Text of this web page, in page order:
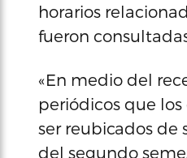
horarios
fueron
«En medio del
periódicos que
ser reubicados de
del segundo